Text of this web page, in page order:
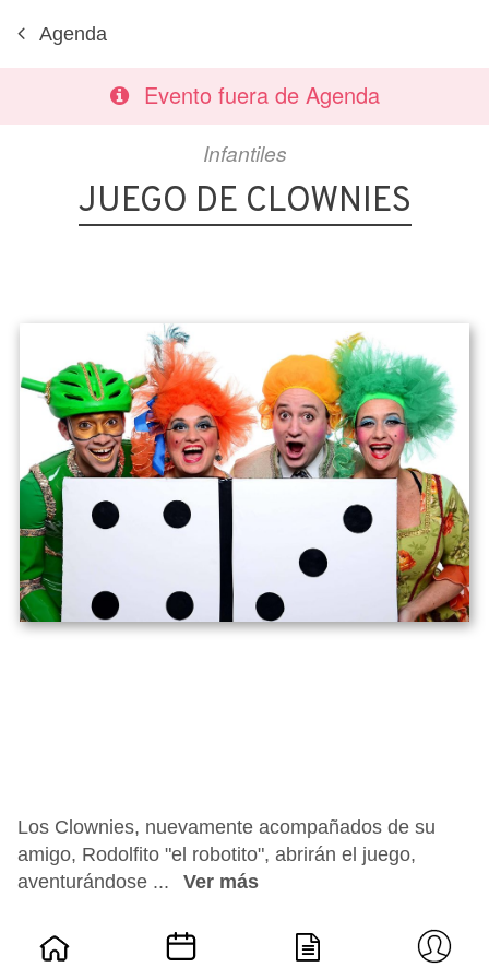
Agenda
Evento fuera de Agenda
Infantiles
JUEGO DE CLOWNIES
Los Clownies, nuevamente acompañados de su
amigo, Rodolfito "el robotito", abrirán el juego,
aventurándose ...
Ver más